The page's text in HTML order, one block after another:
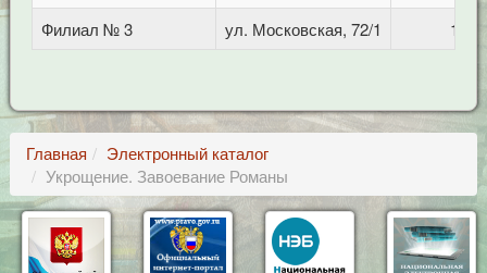
Филиал № 3
ул. Московская, 72/1 1
Главная
Электронный каталог
Укрощение. Завоевание Романы